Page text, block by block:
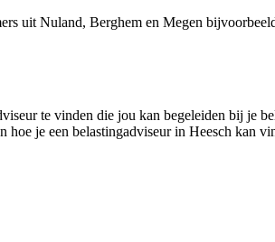
uit Nuland, Berghem en Megen
te vinden die jou kan begeleiden bij je
hoe je een belastingadviseur in Heesch kan